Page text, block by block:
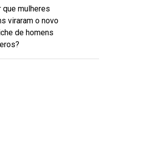
que mulheres
viraram o novo
de homens